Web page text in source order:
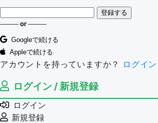
────or────
Googleで続ける
Appleで続ける
アカウントを持っていますか？ ログイン
ログイン / 新規登録
ログイン
新規登録